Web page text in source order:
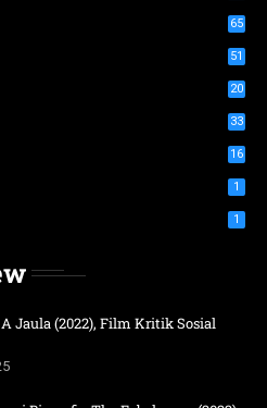
65
51
20
33
16
1
1
Jaula (2022), Film Kritik Sosial